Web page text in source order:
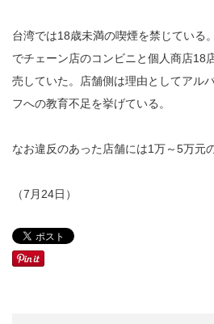
台湾では18歳未満の喫煙を禁じている
でチェーン店のコンビニと個人商店18
売していた。店舗側は理由としてアル
フへの教育不足を挙げている。
なお違反のあった店舗には1万～5万元
（7月24日）